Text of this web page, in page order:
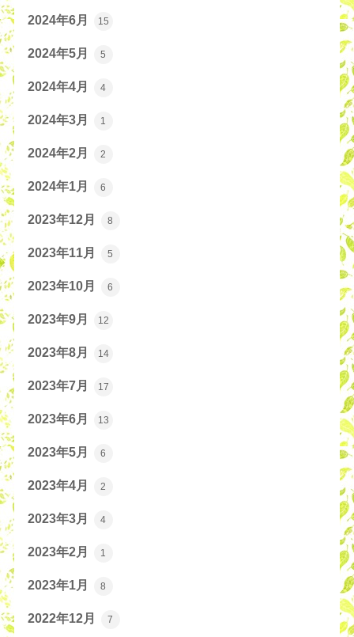
2024年6月 15
2024年5月 5
2024年4月 4
2024年3月 1
2024年2月 2
2024年1月 6
2023年12月 8
2023年11月 5
2023年10月 6
2023年9月 12
2023年8月 14
2023年7月 17
2023年6月 13
2023年5月 6
2023年4月 2
2023年3月 4
2023年2月 1
2023年1月 8
2022年12月 7